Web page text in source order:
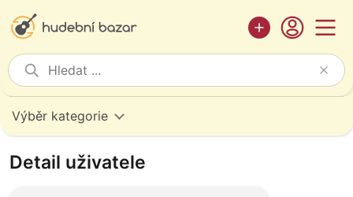
Výběr kategorie
Detail uživatele